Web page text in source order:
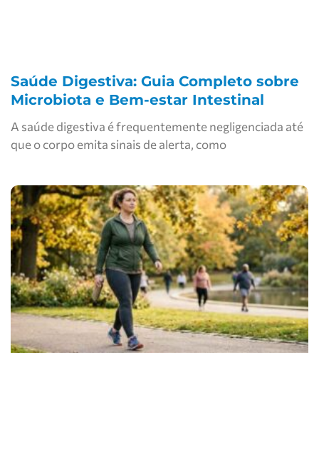
Saúde Digestiva: Guia Completo sobre
Microbiota e Bem-estar Intestinal
A saúde digestiva é frequentemente negligenciada até
que o corpo emita sinais de alerta, como